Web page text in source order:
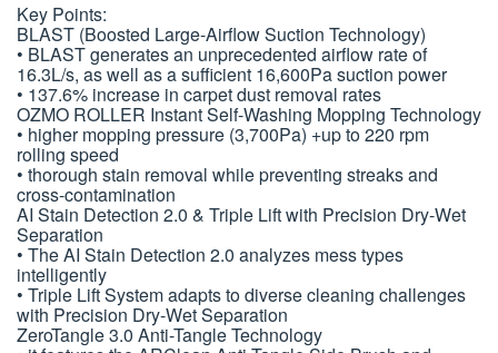
Key Points:
BLAST (Boosted Large-Airflow Suction Technology)
• BLAST generates an unprecedented airflow rate of
16.3L/s, as well as a sufficient 16,600Pa suction power
• 137.6% increase in carpet dust removal rates
OZMO ROLLER Instant Self-Washing Mopping Technology
• higher mopping pressure (3,700Pa) +up to 220 rpm
rolling speed
• thorough stain removal while preventing streaks and
cross-contamination
AI Stain Detection 2.0 & Triple Lift with Precision Dry-Wet
Separation
• The AI Stain Detection 2.0 analyzes mess types
intelligently
• Triple Lift System adapts to diverse cleaning challenges
with Precision Dry-Wet Separation
ZeroTangle 3.0 Anti-Tangle Technology